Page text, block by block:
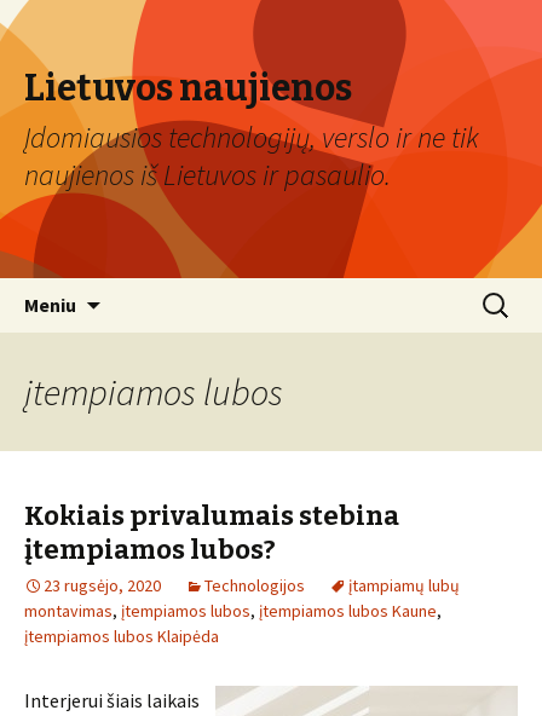
Lietuvos naujienos
Įdomiausios technologijų, verslo ir ne tik
naujienos iš Lietuvos ir pasaulio.
Meniu Ieškoti:
įtempiamos lubos
Kokiais privalumais stebina
įtempiamos lubos?
23 rugsėjo, 2020 Technologijos
įtampiamų lubų
montavimas, įtempiamos lubos, įtempiamos lubos Kaune,
įtempiamos lubos Klaipėda
Interjerui šiais laikais